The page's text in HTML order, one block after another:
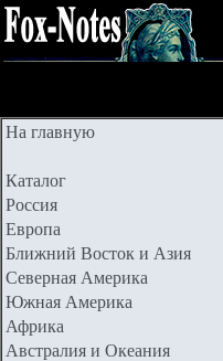
На главную
Каталог
Россия
Европа
Ближний Восток и Азия
Северная Америка
Южная Америка
Африка
Австралия и Океания